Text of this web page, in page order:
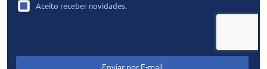
Aceito receber novidades.
Enviar por E-mail